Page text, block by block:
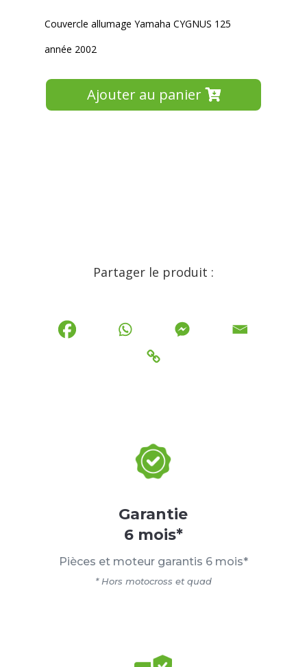
Couvercle allumage Yamaha CYGNUS 125
année 2002
Ajouter au panier
Partager le produit :
Garantie
6 mois*
Pièces et moteur garantis 6 mois*
* Hors motocross et quad